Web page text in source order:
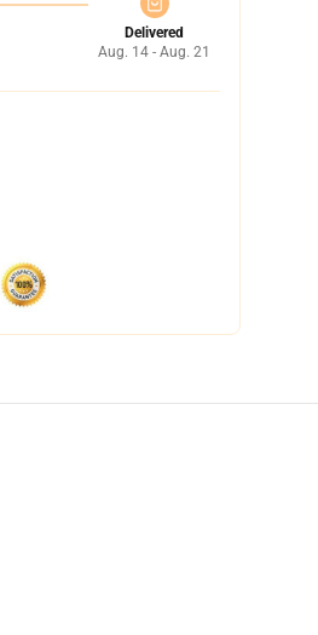
Delivered
Aug. 14 - Aug. 21